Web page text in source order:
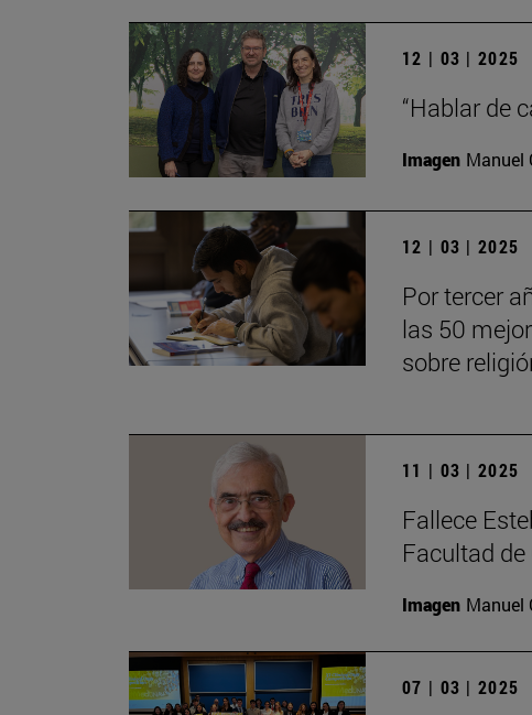
12 | 03 | 2025
“Hablar de
Imagen Manuel
12 | 03 | 2025
Por tercer
las 50
sobre
11 | 03 | 2025
Fallece
Facultad
Imagen Manuel
07 | 03 | 2025